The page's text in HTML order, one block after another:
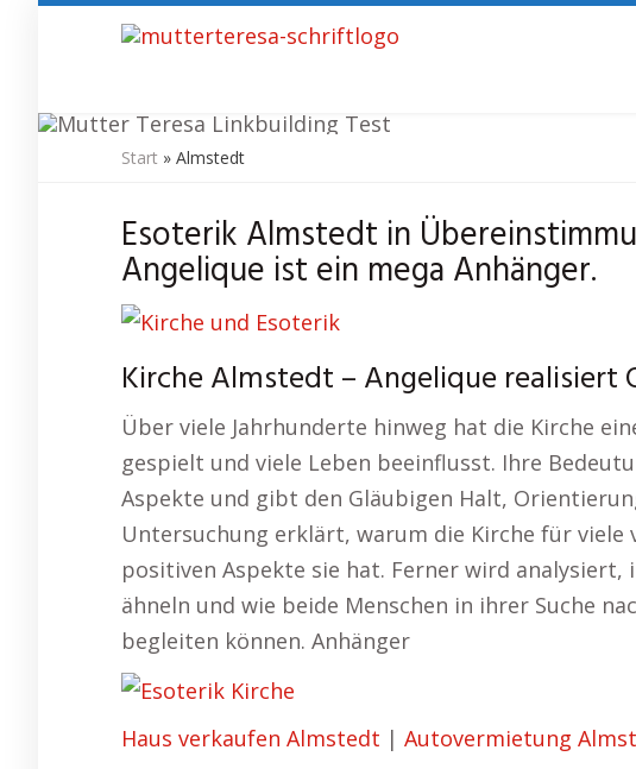
content
Kirche
Start » Almstedt
Esoterik Almstedt in
Angelique ist ein mega Anhänger.
Kirche Almstedt – Angelique realisiert
Über viele Jahrhunderte hinweg hat die Kirche
gespielt und viele Leben beeinflusst. Ihre
Aspekte und gibt den Gläubigen Halt,
Untersuchung erklärt, warum die Kirche für viele
positiven Aspekte sie hat. Ferner wird analysiert,
ähneln und wie beide Menschen in ihrer Suche
begleiten können. Anhänger
Haus verkaufen Almstedt | Autovermietung